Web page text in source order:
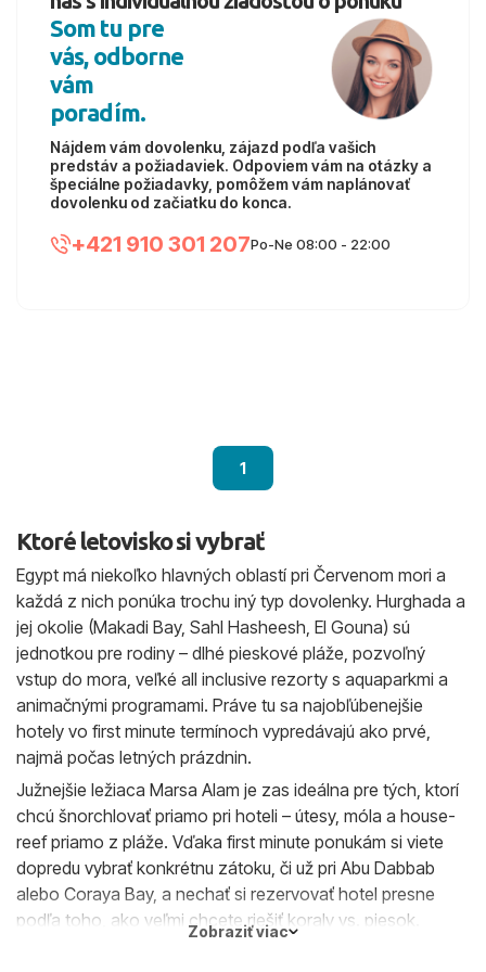
inclusive) a zvoliť odlet zBratislavy,Košíc ,Popradu
Piešťantak, aby vám termín dokonale sedel.
Som tu pre
vás, odborne
vám
poradím.
Nájdem vám dovolenku, zájazd podľa vašich
predstáv a požiadaviek. Odpoviem vám na otázky a
špeciálne požiadavky, pomôžem vám naplánovať
dovolenku od začiatku do konca.
+421 910 301 207Po-Ne 08:00 - 22:00
1
Ktoré letovisko si vybrať
Egypt má niekoľko hlavných oblastí pri Červenom mori a
každá z nich ponúka trochu iný typ dovolenky. Hurghada a
jej okolie (Makadi Bay, Sahl Hasheesh, El Gouna) sú
jednotkou pre rodiny – dlhé pieskové pláže, pozvoľný
vstup do mora, veľké all inclusive rezorty s aquaparkmi a
animačnými programami. Práve tu sa najobľúbenejšie
hotely vo first minute termínoch vypredávajú ako prvé,
najmä počas letných prázdnin.
Južnejšie ležiaca Marsa Alam je zas ideálna pre tých, ktorí
chcú šnorchlovať priamo pri hoteli – útesy, móla a house-
reef priamo z pláže. Vďaka first minute ponukám si viete
dopredu vybrať konkrétnu zátoku, či už pri Abu Dabbab
alebo Coraya Bay, a nechať si rezervovať hotel presne
podľa toho, ako veľmi chcete riešiť koraly vs. piesok.
Zobraziť viac